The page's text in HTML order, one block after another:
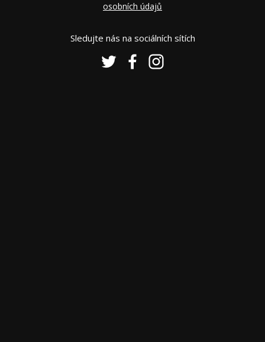
osobních údajů
Sledujte nás na sociálních sítích